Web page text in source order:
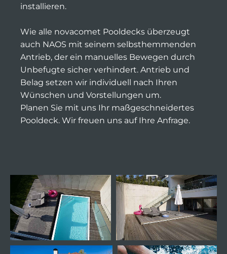
installieren.
Wie alle novacomet Pooldecks überzeugt
auch NAOS mit seinem selbsthemmenden
Antrieb, der ein manuelles Bewegen durch
Unbefugte sicher verhindert. Antrieb und
Belag setzen wir individuell nach Ihren
Wünschen und Vorstellungen um.
Planen Sie mit uns Ihr maßgeschneidertes
Pooldeck. Wir freuen uns auf Ihre Anfrage.